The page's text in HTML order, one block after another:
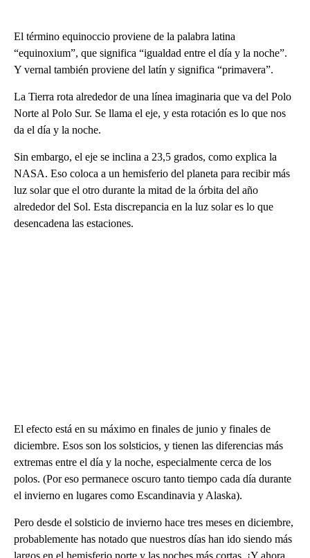
El término equinoccio proviene de la palabra latina
“equinoxium”, que significa “igualdad entre el día y la noche”.
Y vernal también proviene del latín y significa “primavera”.
La Tierra rota alrededor de una línea imaginaria que va del Polo
Norte al Polo Sur. Se llama el eje, y esta rotación es lo que nos
da el día y la noche.
Sin embargo, el eje se inclina a 23,5 grados, como explica la
NASA. Eso coloca a un hemisferio del planeta para recibir más
luz solar que el otro durante la mitad de la órbita del año
alrededor del Sol. Esta discrepancia en la luz solar es lo que
desencadena las estaciones.
El efecto está en su máximo en finales de junio y finales de
diciembre. Esos son los solsticios, y tienen las diferencias más
extremas entre el día y la noche, especialmente cerca de los
polos. (Por eso permanece oscuro tanto tiempo cada día durante
el invierno en lugares como Escandinavia y Alaska).
Pero desde el solsticio de invierno hace tres meses en diciembre,
probablemente has notado que nuestros días han ido siendo más
largos en el hemisferio norte y las noches más cortas. ¡Y ahora